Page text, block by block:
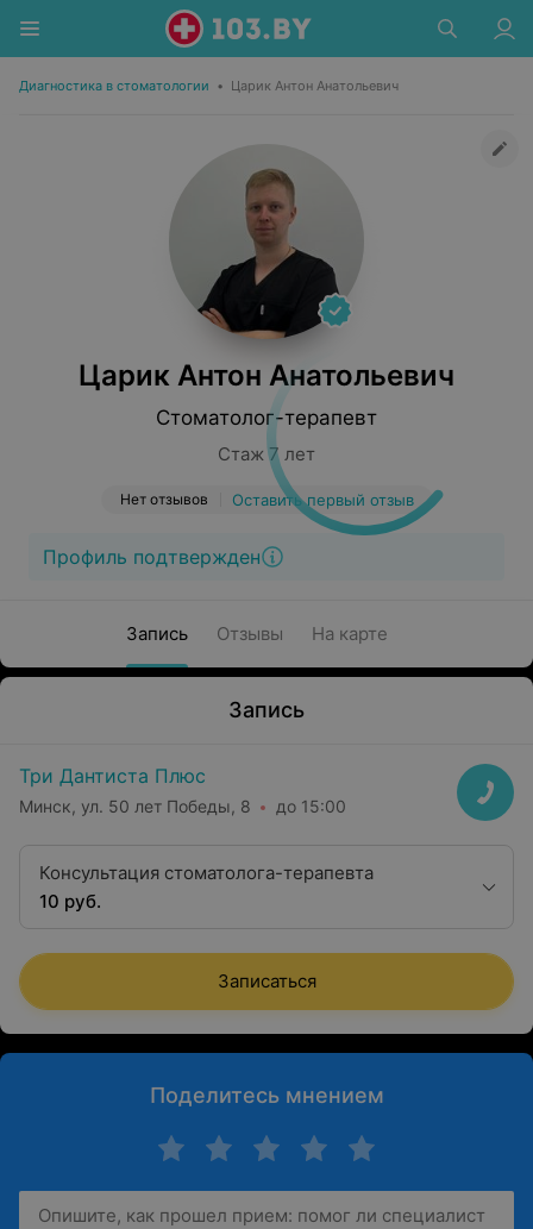
Диагностика в стоматологии • Царик Антон Анатольевич
Царик Антон Анатольевич
Стоматолог-терапевт
Стаж 7 лет
Нет отзывов Оставить первый отзыв
Профиль подтвержден
Запись Отзывы На карте
Запись
Три Дантиста Плюс
Минск, ул. 50 лет Победы, 8 до 15:00
Консультация стоматолога-терапевта
10 руб.
Записаться
Поделитесь мнением